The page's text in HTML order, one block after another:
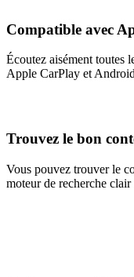
Compatible avec
Écoutez aisément toutes
Apple CarPlay et
Trouvez le bon
Vous pouvez trouver le
moteur de recherche clair